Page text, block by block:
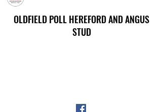
OLDFIELD POLL HEREFORD AND ANGUS
STUD